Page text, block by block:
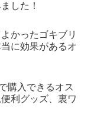
した！
かったゴキブリ
に効果があるオ
購入できるオス
利グッズ、裏ワ